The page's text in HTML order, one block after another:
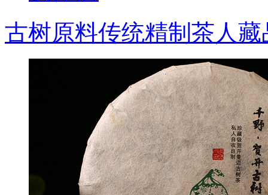
古树原料传统精制 茶人藏